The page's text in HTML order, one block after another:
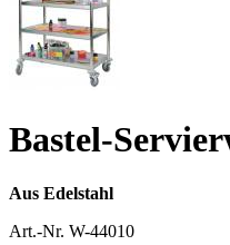
Bastel-
Aus Edelstahl
Art.-Nr. W-44010